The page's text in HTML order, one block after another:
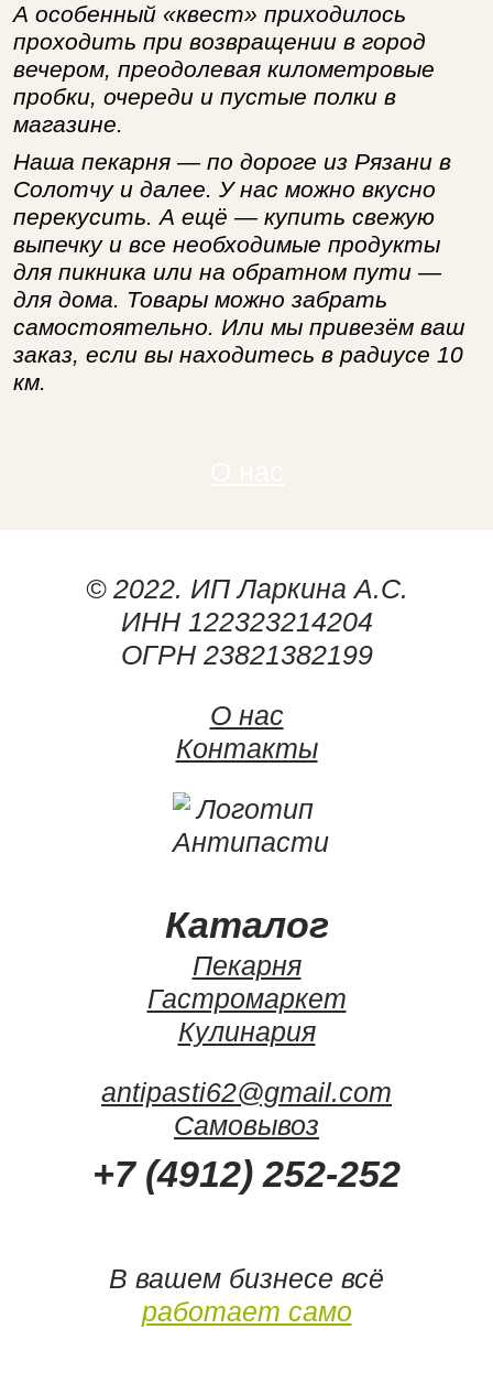
А особенный «квест» приходилось
проходить при возвращении в город
вечером, преодолевая километровые
пробки, очереди и пустые полки в
магазине.
Наша пекарня — по дороге из Рязани в
Солотчу и далее. У нас можно вкусно
перекусить. А ещё — купить свежую
выпечку и все необходимые продукты
для пикника или на обратном пути —
для дома. Товары можно забрать
самостоятельно. Или мы привезём ваш
заказ, если вы находитесь в радиусе 10
км.
© 2022. ИП Ларкина А.С.
ИНН 122323214204
ОГРН 23821382199
О нас
Контакты
Каталог
Пекарня
Гастромаркет
Кулинария
+7 (4912) 252-252
antipasti62@gmail.com
Самовывоз
В вашем бизнесе всё
работает само